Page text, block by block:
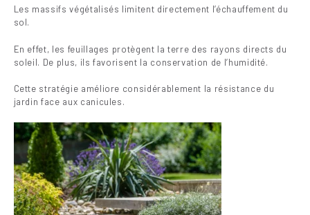
Les massifs végétalisés limitent directement l’échauffement du
sol.
En effet, les feuillages protègent la terre des rayons directs du
soleil. De plus, ils favorisent la conservation de l’humidité.
Cette stratégie améliore considérablement la résistance du
jardin face aux canicules.